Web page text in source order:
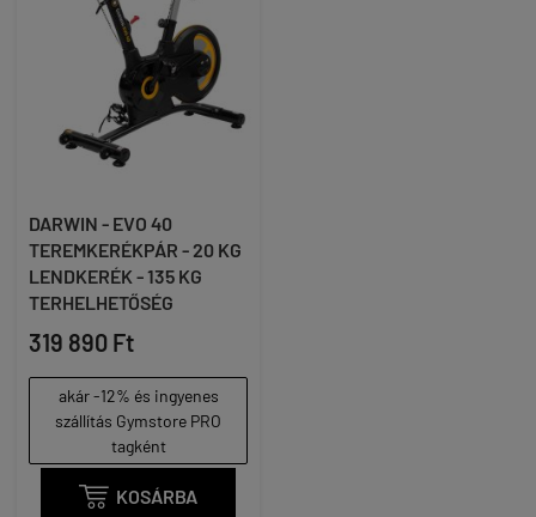
DARWIN - EVO 40
TEREMKERÉKPÁR - 20 KG
LENDKERÉK - 135 KG
TERHELHETŐSÉG
319 890 Ft
akár -12% és ingyenes
szállítás Gymstore PRO
tagként
 KOSÁRBA